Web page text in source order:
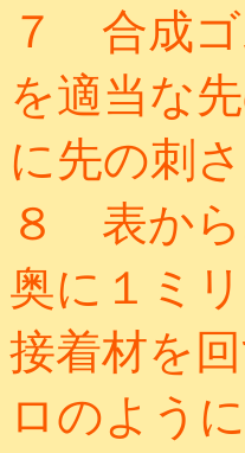
７ 合成ゴ
を適当な
に先の刺
８ 表から
奥に１ミ
接着材を
ロのよう